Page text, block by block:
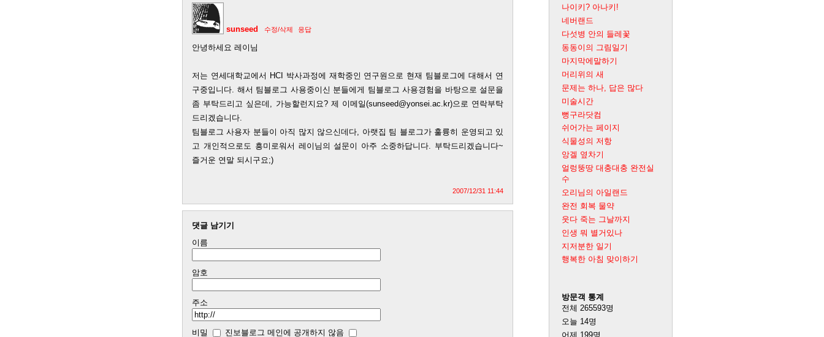
sunseed 수정/삭제 응답
안녕하세요 레이님
저는 연세대학교에서 HCI 박사과정에 재학중인 연구원으로 현재 팀블로그에 대해서 연
구중입니다. 해서 팀블로그 사용중이신 분들에게 팀블로그 사용경험을 바탕으로 설문을
좀 부탁드리고 싶은데, 가능할런지요? 제 이메일(sunseed@yonsei.ac.kr)으로 연락부탁
드리겠습니다.
팀블로그 사용자 분들이 아직 많지 않으신데다, 아랫집 팀 블로그가 훌륭히 운영되고 있
고 개인적으로도 흥미로워서 레이님의 설문이 아주 소중하답니다. 부탁드리겠습니다~
즐거운 연말 되시구요;)
2007/12/31 11:44
댓글 남기기
이름
암호
주소
비밀 진보블로그 메인에 공개하지 않음
나이키? 아나키!
네버랜드
다섯병 안의 들레꽃
동동이의 그림일기
마지막에말하기
머리위의 새
문제는 하나, 답은 많다
미술시간
뻥구라닷컴
쉬어가는 페이지
식물성의 저항
앙겔 옆차기
얼렁뚱땅 대충대충 완전실
수
오리님의 아일랜드
완전 회복 물약
웃다 죽는 그날까지
인생 뭐 별거있나
지저분한 일기
행복한 아침 맞이하기
방문객 통계
전체 265593명
오늘 14명
어제 199명